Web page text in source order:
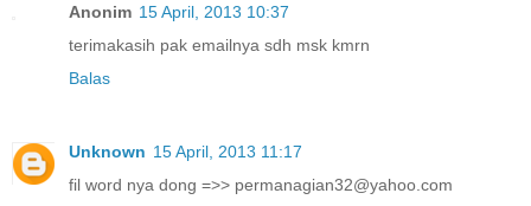
Anonim 15 April, 2013 10:37
terimakasih pak emailnya sdh msk kmrn
Balas
Unknown 15 April, 2013 11:17
fil word nya dong =>> permanagian32@yahoo.com